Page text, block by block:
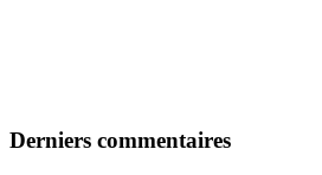
Derniers commentaires